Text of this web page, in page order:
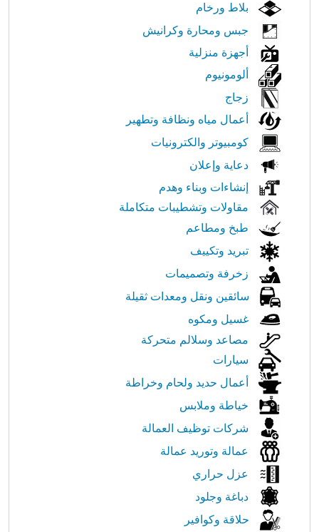
بلاط ورخام
جبس ومحارة وكرانيش
أجهزة منزلية
ألومونيوم
زجاج
أعمال مياه ونظافة وتطهير
كومبيوتر والكترونيات
دعاية وإعلان
إنشاءات وبناء وهدم
مقاولات وتشطيبات متكاملة
طبخ ومطاعم
تبريد وتكييف
زخرفة وتصميمات
سائقين ونقل ومعدات ثقيلة
غسيل ومكوه
مصاعد وسلالم متحركة
سيارات
أعمال حديد ولحام وخراطة
خياطة وملابس
شركات توظيف العمالة
عمالة وتوريد عمالة
عزل حراري
دباغة وجلود
حلاقة وكوافير